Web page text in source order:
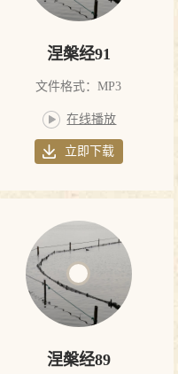
涅槃经91
文件格式：MP3
在线播放
立即下载
涅槃经89